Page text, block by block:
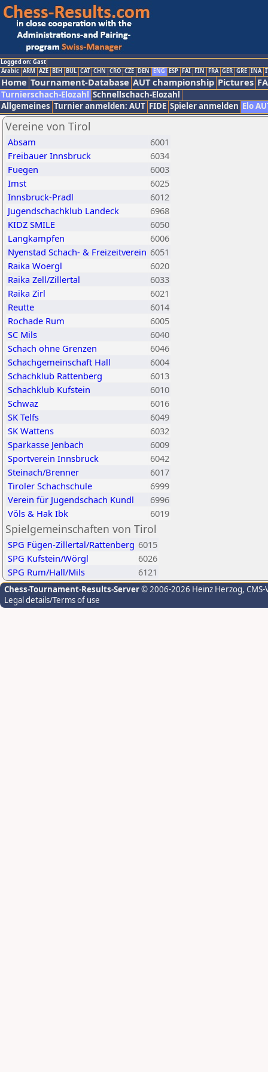
Logged on: Gast
Arabic ARM AZE BIH BUL CAT CHN CRO CZE DEN ENG ESP FAI FIN FRA GER GRE INA
Home Tournament-Database AUT championship Pictures
Turnierschach-Elozahl Schnellschach-Elozahl
Allgemeines Turnier anmelden: AUT FIDE Spieler anmelden Elo
Vereine von Tirol
Absam
6001
Freibauer Innsbruck
6034
Fuegen
6003
Imst
6025
Innsbruck-Pradl
6012
Jugendschachklub Landeck
6968
KIDZ SMILE
6050
Langkampfen
6006
Nyenstad Schach- & Freizeitverein 6051
Raika Woergl
6020
Raika Zell/Zillertal
6033
Raika Zirl
6021
Reutte
6014
Rochade Rum
6005
SC Mils
6040
Schach ohne Grenzen
6046
Schachgemeinschaft Hall
6004
Schachklub Rattenberg
6013
Schachklub Kufstein
6010
Schwaz
6016
SK Telfs
6049
SK Wattens
6032
Sparkasse Jenbach
6009
Sportverein Innsbruck
6042
Steinach/Brenner
6017
Tiroler Schachschule
6999
Verein für Jugendschach Kundl
6996
Völs & Hak Ibk
6019
Spielgemeinschaften von Tirol
SPG Fügen-Zillertal/Rattenberg 6015
SPG Kufstein/Wörgl
6026
SPG Rum/Hall/Mils
6121
Chess-Tournament-Results-Server© 2006-2026 Heinz Herzog,
Legal details/Terms of use